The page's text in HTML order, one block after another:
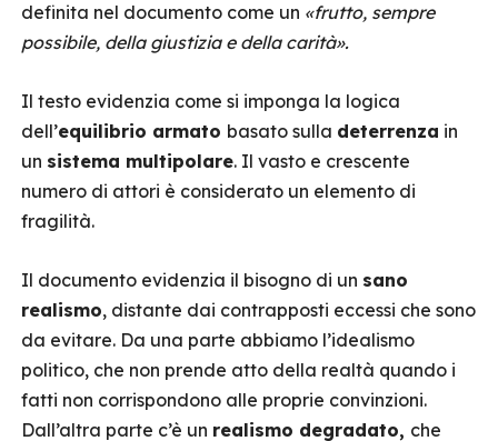
definita nel documento come un «frutto, sempre
possibile, della giustizia e della carità».
Il testo evidenzia come si imponga la logica
dell’equilibrio armato basato sulla deterrenza in
un sistema multipolare. Il vasto e crescente
numero di attori è considerato un elemento di
fragilità.
Il documento evidenzia il bisogno di un sano
realismo, distante dai contrapposti eccessi che sono
da evitare. Da una parte abbiamo l’idealismo
politico, che non prende atto della realtà quando i
fatti non corrispondono alle proprie convinzioni.
Dall’altra parte c’è un realismo degradato, che